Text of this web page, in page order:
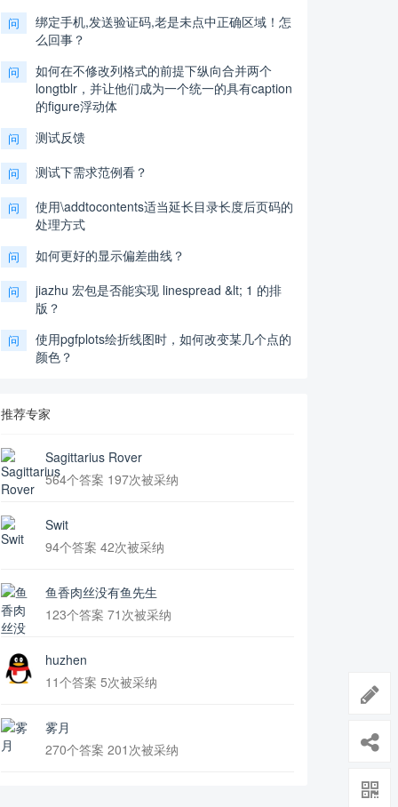
问
绑定手机,发送验证码,老是未点中正确区域！怎
么回事？
问
如何在不修改列格式的前提下纵向合并两个
longtblr，并让他们成为一个统一的具有caption
的figure浮动体
问 测试反馈
问 测试下需求范例看？
问
使用\addtocontents适当延长目录长度后页码的
处理方式
问 如何更好的显示偏差曲线？
问
jiazhu 宏包是否能实现 linespread &lt; 1 的排
版？
问
使用pgfplots绘折线图时，如何改变某几个点的
颜色？
推荐专家
Sagittarius Rover
564个答案 197次被采纳
Swit
94个答案 42次被采纳
鱼香肉丝没有鱼先生
123个答案 71次被采纳
huzhen
11个答案 5次被采纳
雾月
270个答案 201次被采纳